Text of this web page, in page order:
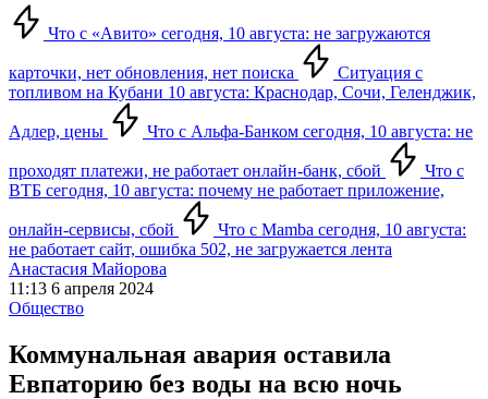
Что с «Авито» сегодня, 10 августа: не загружаются
карточки, нет обновления, нет поиска
Ситуация с
топливом на Кубани 10 августа: Краснодар, Сочи, Геленджик,
Адлер, цены Что с Альфа-Банком сегодня, 10 августа: не
проходят платежи, не работает онлайн-банк, сбой
Что с
ВТБ сегодня, 10 августа: почему не работает приложение,
онлайн-сервисы, сбой
Что с Mamba сегодня, 10 августа:
не работает сайт, ошибка 502, не загружается лента
Анастасия Майорова
11:13 6 апреля 2024
Общество
Коммунальная авария оставила
Евпаторию без воды на всю ночь